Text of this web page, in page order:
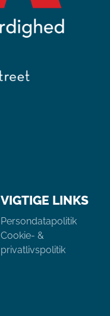
VIGTIGE LINKS
Persondatapolitik
Cookie- &
privatlivspolitik